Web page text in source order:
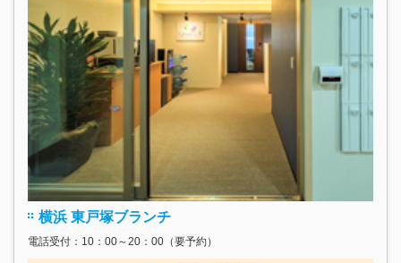
横浜 東戸塚ブランチ
電話受付：10：00～20：00（要予約）